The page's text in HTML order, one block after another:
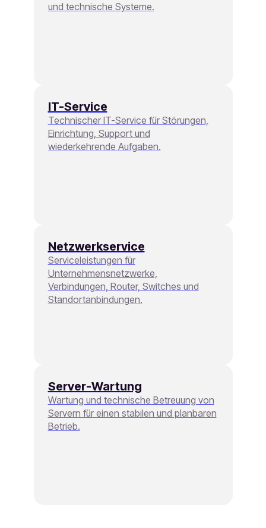
und technische Systeme.
IT-Service
Technischer IT-Service für Störungen,
Einrichtung, Support und
wiederkehrende Aufgaben.
Netzwerkservice
Serviceleistungen für
Unternehmensnetzwerke,
Verbindungen, Router, Switches und
Standortanbindungen.
Server-Wartung
Wartung und technische Betreuung von
Servern für einen stabilen und planbaren
Betrieb.